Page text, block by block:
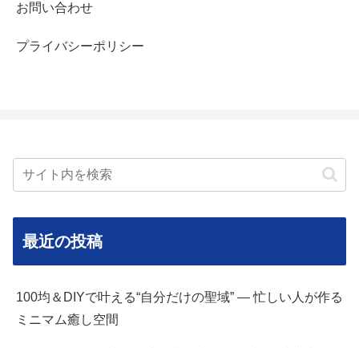
お問い合わせ
プライバシーポリシー
最近の投稿
100均＆DIYで叶える“自分だけの聖域” — 忙しい人が作る
ミニマム癒し空間